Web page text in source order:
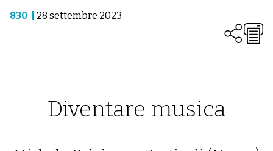
830 28 settembre 2023
Diventare musica